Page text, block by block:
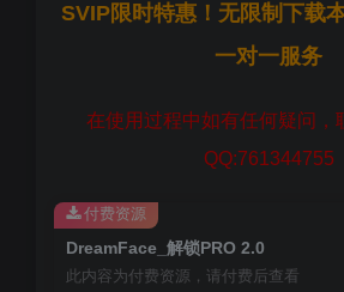
SVIP限时特惠！无限制下载
一对一服务
在使用过程中如有任何疑问，
QQ:761344755
DreamFace_解锁PRO 2.0
此内容为付费资源，请付费后查看
付费资源